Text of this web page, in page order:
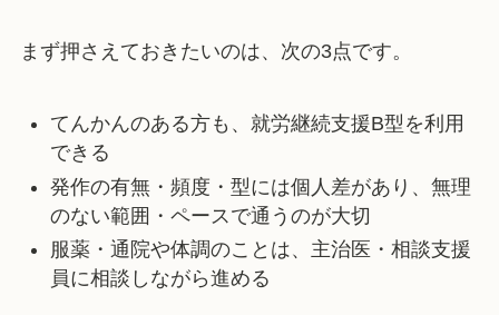
まず押さえておきたいのは、次の3点です。
てんかんのある方も、就労継続支援B型を利用
できる
発作の有無・頻度・型には個人差があり、無理
のない範囲・ペースで通うのが大切
服薬・通院や体調のことは、主治医・相談支援
員に相談しながら進める